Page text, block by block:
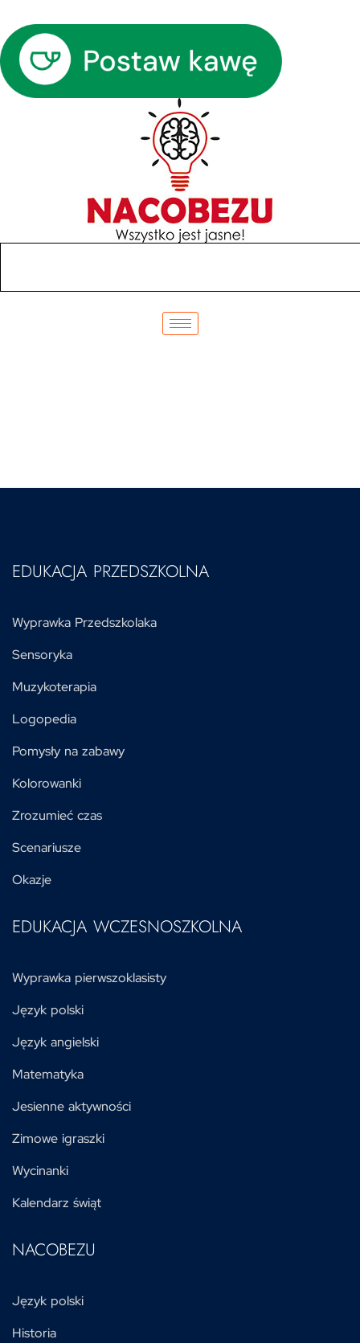
EDUKACJA PRZEDSZKOLNA
Wyprawka Przedszkolaka
Sensoryka
Muzykoterapia
Logopedia
Pomysły na zabawy
Kolorowanki
Zrozumieć czas
Scenariusze
Okazje
EDUKACJA WCZESNOSZKOLNA
Wyprawka pierwszoklasisty
Język polski
Język angielski
Matematyka
Jesienne aktywności
Zimowe igraszki
Wycinanki
Kalendarz świąt
NACOBEZU
Język polski
Historia